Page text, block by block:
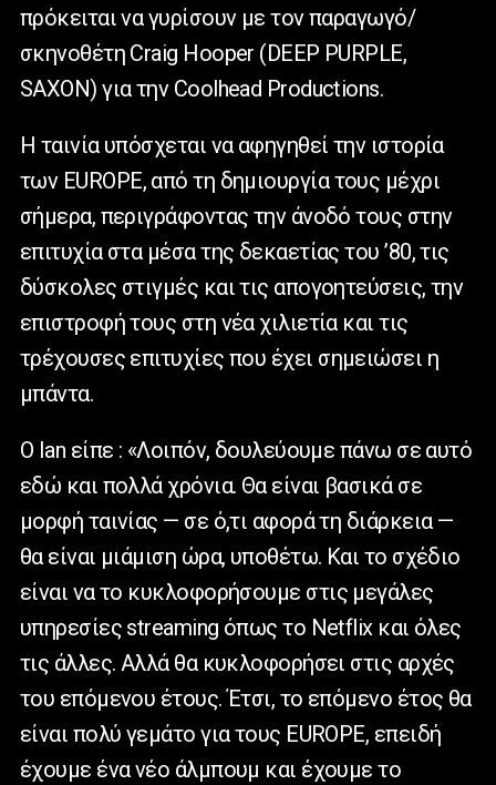
πρόκειται να γυρίσουν με τον παραγωγό/
σκηνοθέτη Craig Hooper (DEEP PURPLE,
SAXON) για την Coolhead Productions.
Η ταινία υπόσχεται να αφηγηθεί την ιστορία
των EUROPE, από τη δημιουργία τους μέχρι
σήμερα, περιγράφοντας την άνοδό τους στην
επιτυχία στα μέσα της δεκαετίας του ’80, τις
δύσκολες στιγμές και τις απογοητεύσεις, την
επιστροφή τους στη νέα χιλιετία και τις
τρέχουσες επιτυχίες που έχει σημειώσει η
μπάντα.
Ο Ian είπε : «Λοιπόν, δουλεύουμε πάνω σε αυτό
εδώ και πολλά χρόνια. Θα είναι βασικά σε
μορφή ταινίας — σε ό,τι αφορά τη διάρκεια —
θα είναι μιάμιση ώρα, υποθέτω. Και το σχέδιο
είναι να το κυκλοφορήσουμε στις μεγάλες
υπηρεσίες streaming όπως το Netflix και όλες
τις άλλες. Αλλά θα κυκλοφορήσει στις αρχές
του επόμενου έτους. Έτσι, το επόμενο έτος θα
είναι πολύ γεμάτο για τους EUROPE, επειδή
έχουμε ένα νέο άλμπουμ και έχουμε το